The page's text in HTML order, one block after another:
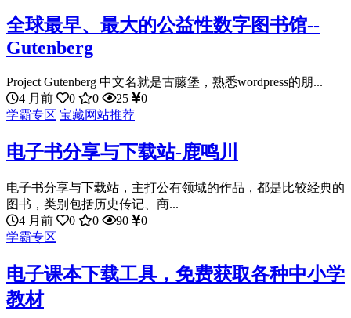
全球最早、最大的公益性数字图书馆--
Gutenberg
Project Gutenberg 中文名就是古藤堡，熟悉wordpress的朋...
4 月前
0 0 25
0
学霸专区 宝藏网站推荐
电子书分享与下载站-鹿鸣川
电子书分享与下载站，主打公有领域的作品，都是比较经典的
图书，类别包括历史传记、商...
4 月前
0 0 90
0
学霸专区
电子课本下载工具，免费获取各种中小学
教材